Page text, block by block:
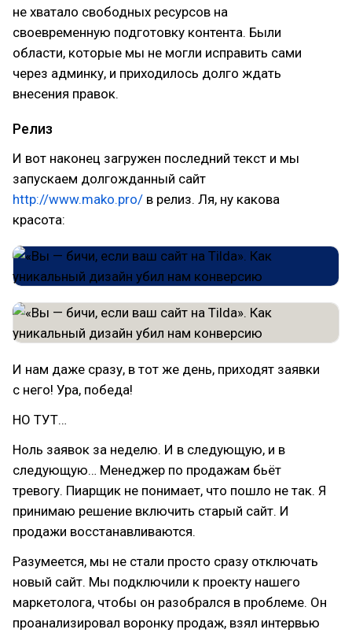
не хватало свободных ресурсов на
своевременную подготовку контента. Были
области, которые мы не могли исправить сами
через админку, и приходилось долго ждать
внесения правок.
Релиз
И вот наконец загружен последний текст и мы
запускаем долгожданный сайт
http://www.mako.pro/ в релиз. Ля, ну какова
красота:
И нам даже сразу, в тот же день, приходят заявки
с него! Ура, победа!
НО ТУТ…
Ноль заявок за неделю. И в следующую, и в
следующую… Менеджер по продажам бьёт
тревогу. Пиарщик не понимает, что пошло не так. Я
принимаю решение включить старый сайт. И
продажи восстанавливаются.
Разумеется, мы не стали просто сразу отключать
новый сайт. Мы подключили к проекту нашего
маркетолога, чтобы он разобрался в проблеме. Он
проанализировал воронку продаж, взял интервью